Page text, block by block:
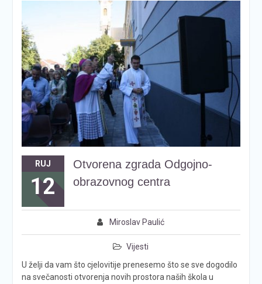
RUJ
12
Otvorena zgrada Odgojno-
obrazovnog centra
Miroslav Paulić
Vijesti
U želji da vam što cjelovitije prenesemo što se sve dogodilo
na svečanosti otvorenja novih prostora naših škola u